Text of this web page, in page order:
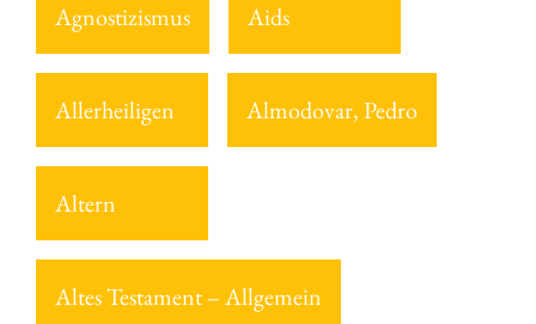
Agnostizismus Aids
Allerheiligen Almodovar, Pedro
Altern
Altes Testament – Allgemein